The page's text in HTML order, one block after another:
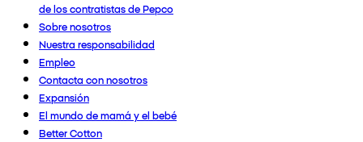
de los contratistas de Pepco
Sobre nosotros
Nuestra responsabilidad
Empleo
Contacta con nosotros
Expansión
El mundo de mamá y el bebé
Better Cotton